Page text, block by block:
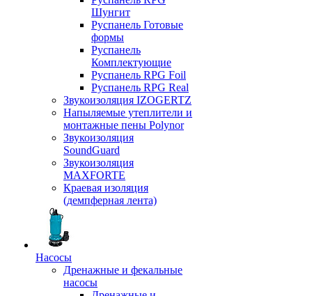
Шунгит
Руспанель Готовые
формы
Руспанель
Комплектующие
Руспанель RPG Foil
Руспанель RPG Real
Звукоизоляция IZOGERTZ
Напыляемые утеплители и
монтажные пены Polynor
Звукоизоляция
SoundGuard
Звукоизоляция
MAXFORTE
Краевая изоляция
(демпферная лента)
Насосы
Дренажные и фекальные
насосы